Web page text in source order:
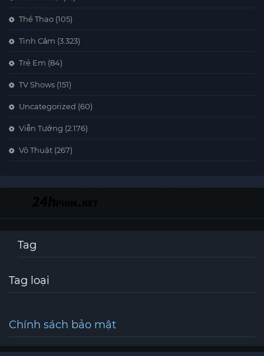
Thể Thao (105)
Tình Cảm (3.323)
Trẻ Em (84)
TV Shows (151)
Uncategorized (60)
Viễn Tưởng (2.176)
Võ Thuật (267)
Tag
Tag loại
Chính sách bảo mật